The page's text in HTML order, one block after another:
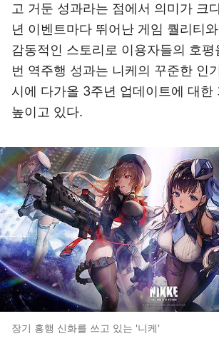
고 거둔 성과라는 점에서 의미가 크
년 이벤트마다 뛰어난 게임 퀄리티
감동적인 스토리로 이용자들의 호평
번 역주행 성과는 니케의 꾸준한 인
시에 다가올 3주년 업데이트에 대한
높이고 있다.
장기 흥행 신화를 쓰고 있는 '니케'